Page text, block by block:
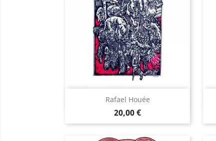
Rafael Houée
Prix
20,00 €
Aperçu rapide